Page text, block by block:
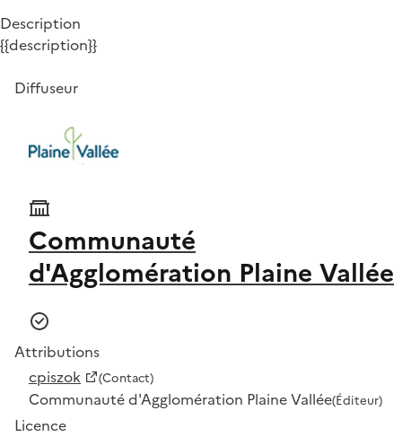
Description
{{description}}
Diffuseur
Communauté
d'Agglomération Plaine Vallée
Attributions
cpiszok
(Contact)
Communauté d'Agglomération Plaine Vallée(Éditeur)
Licence